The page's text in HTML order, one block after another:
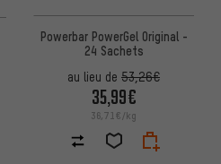
Powerbar PowerGel Original -
24 Sachets
au lieu de 53,26€
35,99€
36,71€/kg